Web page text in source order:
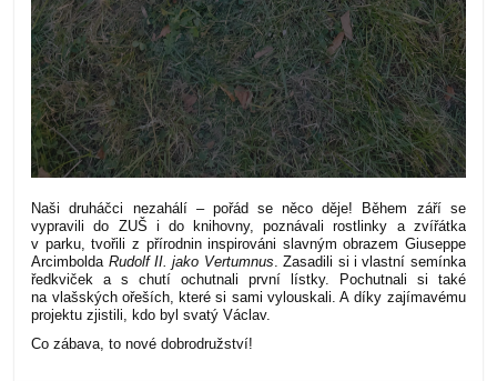
Naši druháčci nezahálí – pořád se něco děje! Během září se
vypravili do ZUŠ i do knihovny, poznávali rostlinky a zvířátka
v parku, tvořili z přírodnin inspirováni slavným obrazem Giuseppe
Arcimbolda Rudolf II. jako Vertumnus. Zasadili si i vlastní semínka
ředkviček a s chutí ochutnali první lístky. Pochutnali si také
na vlašských ořeších, které si sami vylouskali. A díky zajímavému
projektu zjistili, kdo byl svatý Václav.
Co zábava, to nové dobrodružství!